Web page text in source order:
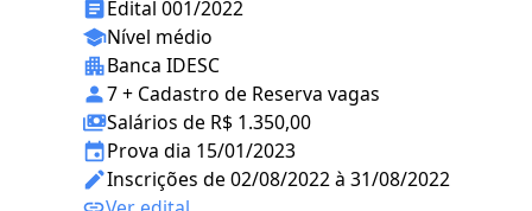
Edital 001/2022
Nível médio
Banca IDESC
7 + Cadastro de Reserva vagas
Salários de R$ 1.350,00
Prova dia 15/01/2023
Inscrições de 02/08/2022 à 31/08/2022